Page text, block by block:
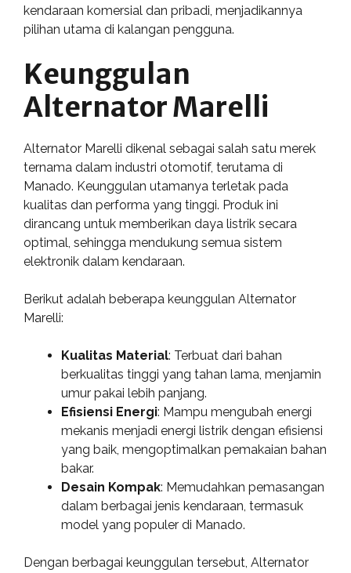
kendaraan komersial dan pribadi, menjadikannya
pilihan utama di kalangan pengguna.
Keunggulan
Alternator Marelli
Alternator Marelli dikenal sebagai salah satu merek
ternama dalam industri otomotif, terutama di
Manado. Keunggulan utamanya terletak pada
kualitas dan performa yang tinggi. Produk ini
dirancang untuk memberikan daya listrik secara
optimal, sehingga mendukung semua sistem
elektronik dalam kendaraan.
Berikut adalah beberapa keunggulan Alternator
Marelli:
Kualitas Material: Terbuat dari bahan
berkualitas tinggi yang tahan lama, menjamin
umur pakai lebih panjang.
Efisiensi Energi: Mampu mengubah energi
mekanis menjadi energi listrik dengan efisiensi
yang baik, mengoptimalkan pemakaian bahan
bakar.
Desain Kompak: Memudahkan pemasangan
dalam berbagai jenis kendaraan, termasuk
model yang populer di Manado.
Dengan berbagai keunggulan tersebut, Alternator